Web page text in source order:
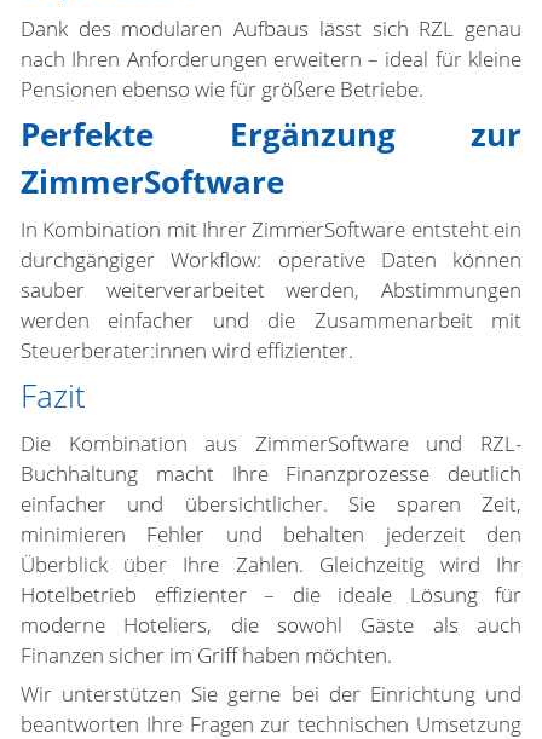
Dank des modularen Aufbaus lässt sich RZL genau
nach Ihren Anforderungen erweitern – ideal für kleine
Pensionen ebenso wie für größere Betriebe.
Perfekte Ergänzung zur
ZimmerSoftware
In Kombination mit Ihrer ZimmerSoftware entsteht ein
durchgängiger Workflow: operative Daten können
sauber weiterverarbeitet werden, Abstimmungen
werden einfacher und die Zusammenarbeit mit
Steuerberater:innen wird effizienter.
Fazit
Die Kombination aus ZimmerSoftware und RZL-
Buchhaltung macht Ihre Finanzprozesse deutlich
einfacher und übersichtlicher. Sie sparen Zeit,
minimieren Fehler und behalten jederzeit den
Überblick über Ihre Zahlen. Gleichzeitig wird Ihr
Hotelbetrieb effizienter – die ideale Lösung für
moderne Hoteliers, die sowohl Gäste als auch
Finanzen sicher im Griff haben möchten.
Wir unterstützen Sie gerne bei der Einrichtung und
beantworten Ihre Fragen zur technischen Umsetzung